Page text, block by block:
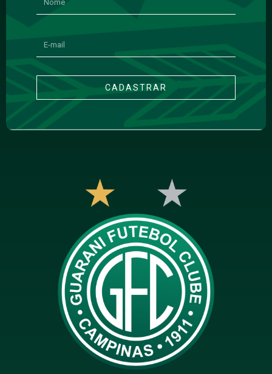
CADASTRAR